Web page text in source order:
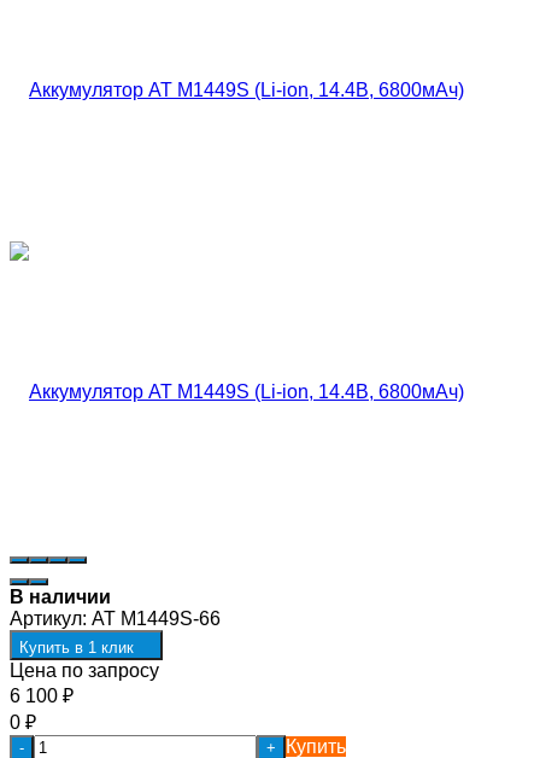
В наличии
Артикул: AT М1449S-66
Купить в 1 клик
Цена по запросу
6 100 ₽
0 ₽
- +
Купить